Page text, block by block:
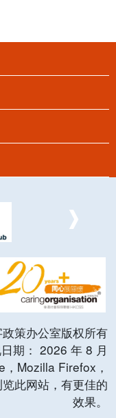
策办公室版权所有
期： 2026 年 8 月
Mozilla Firefox，
此网站，有更佳的
效果。